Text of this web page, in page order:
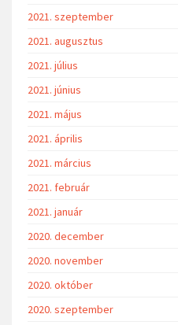
2021. szeptember
2021. augusztus
2021. július
2021. június
2021. május
2021. április
2021. március
2021. február
2021. január
2020. december
2020. november
2020. október
2020. szeptember